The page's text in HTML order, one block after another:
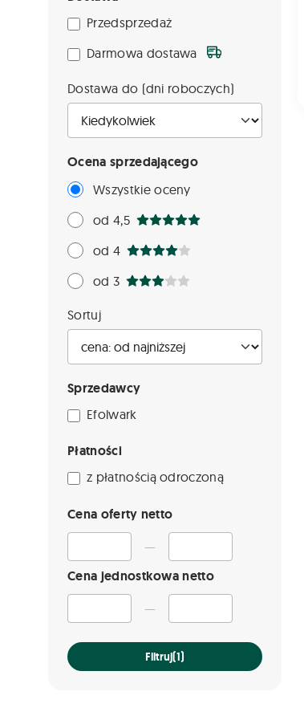
Przedsprzedaż
Darmowa dostawa
Dostawa do (dni roboczych)
Ocena sprzedającego
Wszystkie oceny
od 4,5
od 4
od 3
Sortuj
Sprzedawcy
Efolwark
Płatności
z płatnością odroczoną
Cena oferty netto
—
Cena jednostkowa netto
—
Filtruj(1)